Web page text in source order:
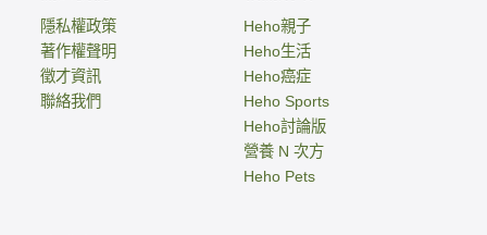
隱私權政策
著作權聲明
徵才資訊
聯絡我們
Heho親子
Heho生活
Heho癌症
Heho Sports
Heho討論版
營養 N 次方
Heho Pets